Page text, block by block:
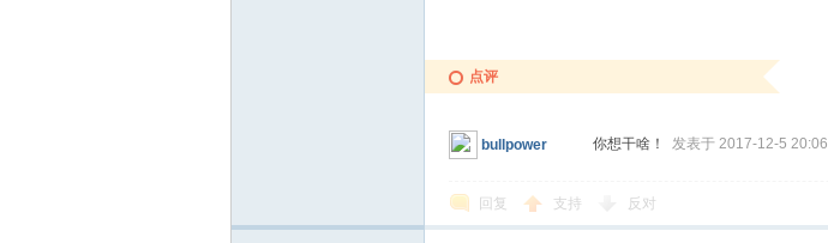
点评
bullpower 你想干啥！ 发表于 2017-12-5 20:06
回复 支持 反对